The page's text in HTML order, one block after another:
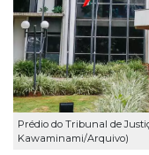
Prédio do Tribunal de
Kawaminami/Arquivo)